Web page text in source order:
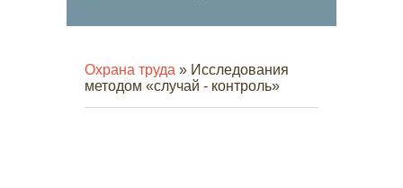
Охрана труда » Исследования
методом «случай - контроль»